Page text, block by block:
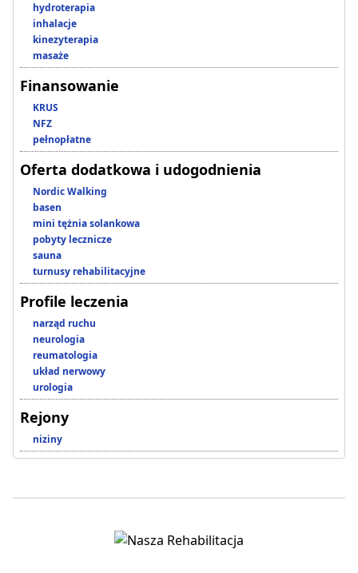
hydroterapia
inhalacje
kinezyterapia
masaże
Finansowanie
KRUS
NFZ
pełnopłatne
Oferta dodatkowa i udogodnienia
Nordic Walking
basen
mini tężnia solankowa
pobyty lecznicze
sauna
turnusy rehabilitacyjne
Profile leczenia
narząd ruchu
neurologia
reumatologia
układ nerwowy
urologia
Rejony
niziny